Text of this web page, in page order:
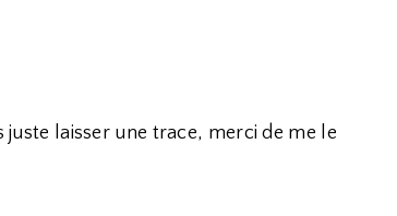
laisser une trace, merci de me le